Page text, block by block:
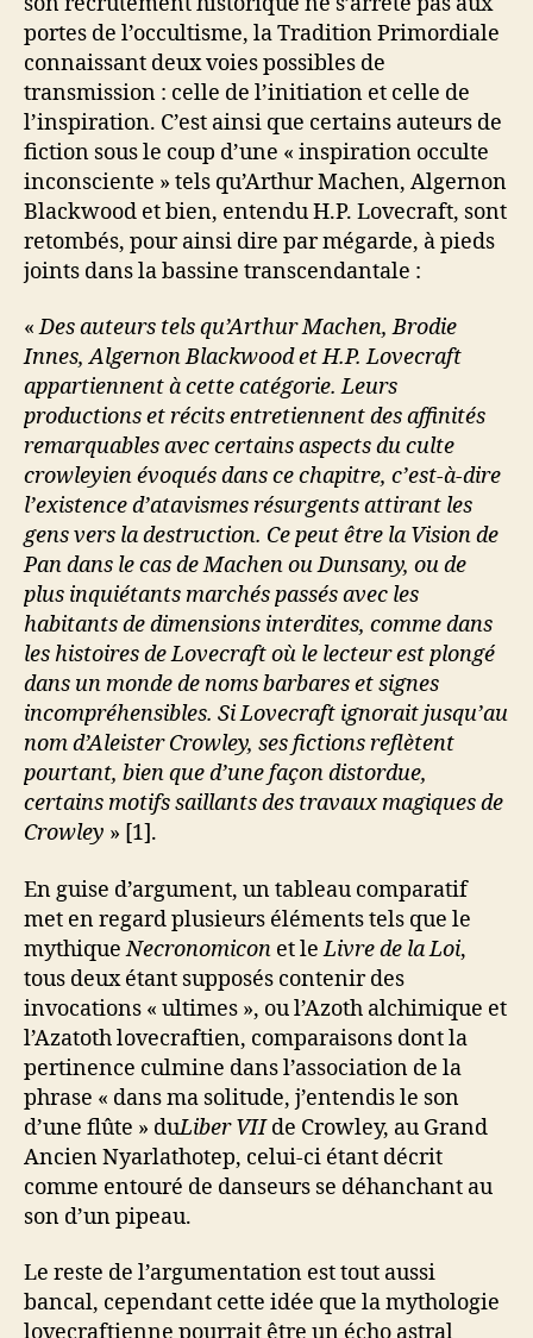
portes de l’occultisme, la Tradition Primordiale
connaissant deux voies possibles de
transmission : celle de l’initiation et celle de
l’inspiration. C’est ainsi que certains auteurs de
fiction sous le coup d’une « inspiration occulte
inconsciente » tels qu’Arthur Machen, Algernon
Blackwood et bien, entendu H.P. Lovecraft, sont
retombés, pour ainsi dire par mégarde, à pieds
joints dans la bassine transcendantale :
«Des auteurs tels qu’Arthur Machen, Brodie
Innes, Algernon Blackwood et H.P. Lovecraft
appartiennent à cette catégorie. Leurs
productions et récits entretiennent des affinités
remarquables avec certains aspects du culte
crowleyien évoqués dans ce chapitre, c’est-à-dire
l’existence d’atavismes résurgents attirant les
gens vers la destruction. Ce peut être la Vision de
Pan dans le cas de Machen ou Dunsany, ou de
plus inquiétants marchés passés avec les
habitants de dimensions interdites, comme dans
les histoires de Lovecraft où le lecteur est plongé
dans un monde de noms barbares et signes
incompréhensibles. Si Lovecraft ignorait jusqu’au
nom d’Aleister Crowley, ses fictions reflètent
pourtant, bien que d’une façon distordue,
certains motifs saillants des travaux magiques de
Crowley » [1].
En guise d’argument, un tableau comparatif
met en regard plusieurs éléments tels que le
mythiqueNecronomicon et leLivre de la Loi,
tous deux étant supposés contenir des
invocations « ultimes », ou l’Azoth alchimique et
l’Azatoth lovecraftien, comparaisons dont la
pertinence culmine dans l’association de la
phrase « dans ma solitude, j’entendis le son
d’une flûte » duLiber VIIde Crowley, au Grand
Ancien Nyarlathotep, celui-ci étant décrit
comme entouré de danseurs se déhanchant au
son d’un pipeau.
Le reste de l’argumentation est tout aussi
bancal, cependant cette idée que la mythologie